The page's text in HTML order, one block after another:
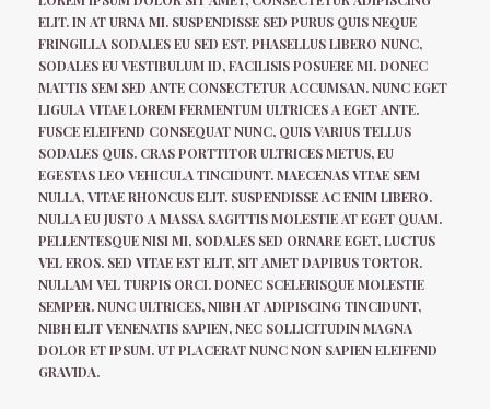
ELIT. IN AT URNA MI. SUSPENDISSE SED PURUS QUIS NEQUE
FRINGILLA SODALES EU SED EST. PHASELLUS LIBERO NUNC,
SODALES EU VESTIBULUM ID, FACILISIS POSUERE MI. DONEC
MATTIS SEM SED ANTE CONSECTETUR ACCUMSAN. NUNC EGET
LIGULA VITAE LOREM FERMENTUM ULTRICES A EGET ANTE.
FUSCE ELEIFEND CONSEQUAT NUNC, QUIS VARIUS TELLUS
SODALES QUIS. CRAS PORTTITOR ULTRICES METUS, EU
EGESTAS LEO VEHICULA TINCIDUNT. MAECENAS VITAE SEM
NULLA, VITAE RHONCUS ELIT. SUSPENDISSE AC ENIM LIBERO.
NULLA EU JUSTO A MASSA SAGITTIS MOLESTIE AT EGET QUAM.
PELLENTESQUE NISI MI, SODALES SED ORNARE EGET, LUCTUS
VEL EROS. SED VITAE EST ELIT, SIT AMET DAPIBUS TORTOR.
NULLAM VEL TURPIS ORCI. DONEC SCELERISQUE MOLESTIE
SEMPER. NUNC ULTRICES, NIBH AT ADIPISCING TINCIDUNT,
NIBH ELIT VENENATIS SAPIEN, NEC SOLLICITUDIN MAGNA
DOLOR ET IPSUM. UT PLACERAT NUNC NON SAPIEN ELEIFEND
GRAVIDA.